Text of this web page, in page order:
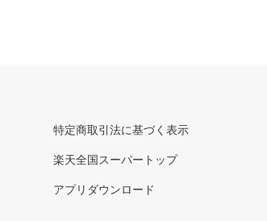
特定商取引法に基づく表示
楽天全国スーパートップ
アプリダウンロード